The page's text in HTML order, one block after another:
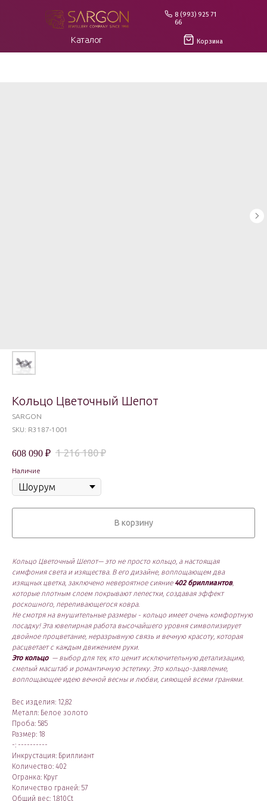
8 (993) 925 71
66
Корзина
Каталог
Кольцо Цветочный Шепот
SARGON
SKU: R3187-1001
608 090 ₽ 1 216 180 ₽
Наличие
В корзину
Кольцо Цветочный Шепот— это не просто кольцо, а настоящая
симфония света и изящества. В его дизайне, воплощающем два
изящных цветка, заключено невероятное сияние 402 бриллиантов,
которые плотным слоем покрывают лепестки, создавая эффект
роскошного, переливающегося ковра.
Не смотря на внушительные размеры - кольцо имеет очень комфортную
посадку! Эта ювелирная работа высочайшего уровня символизирует
двойное процветание, неразрывную связь и вечную красоту, которая
расцветает с каждым движением руки.
Это кольцо — выбор для тех, кто ценит исключительную детализацию,
смелый масштаб и романтичную эстетику. Это кольцо-заявление,
воплощающее идею вечной весны и любви, сияющей всеми гранями.
Вес изделия: 12,82
Металл: Белое золото
Проба: 585
Размер: 18
-: ----------
Инкрустация: Бриллиант
Количество: 402
Огранка: Круг
Количество граней: 57
Общий вес: 1,810Ct